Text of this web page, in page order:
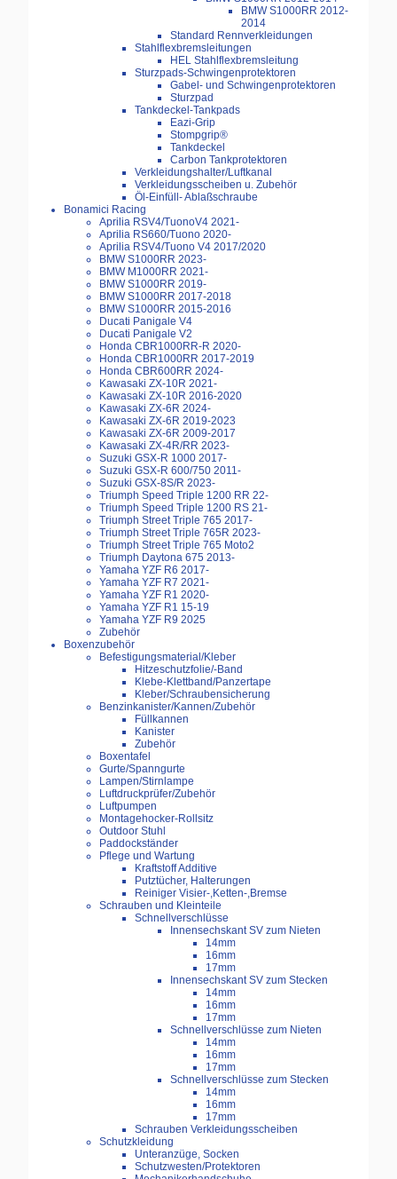
BMW S1000RR 2012-
2014
Standard Rennverkleidungen
Stahlflexbremsleitungen
HEL Stahlflexbremsleitung
Sturzpads-Schwingenprotektoren
Gabel- und Schwingenprotektoren
Sturzpad
Tankdeckel-Tankpads
Eazi-Grip
Stompgrip®
Tankdeckel
Carbon Tankprotektoren
Verkleidungshalter/Luftkanal
Verkleidungsscheiben u. Zubehör
Öl-Einfüll- Ablaßschraube
Bonamici Racing
Aprilia RSV4/TuonoV4 2021-
Aprilia RS660/Tuono 2020-
Aprilia RSV4/Tuono V4 2017/2020
BMW S1000RR 2023-
BMW M1000RR 2021-
BMW S1000RR 2019-
BMW S1000RR 2017-2018
BMW S1000RR 2015-2016
Ducati Panigale V4
Ducati Panigale V2
Honda CBR1000RR-R 2020-
Honda CBR1000RR 2017-2019
Honda CBR600RR 2024-
Kawasaki ZX-10R 2021-
Kawasaki ZX-10R 2016-2020
Kawasaki ZX-6R 2024-
Kawasaki ZX-6R 2019-2023
Kawasaki ZX-6R 2009-2017
Kawasaki ZX-4R/RR 2023-
Suzuki GSX-R 1000 2017-
Suzuki GSX-R 600/750 2011-
Suzuki GSX-8S/R 2023-
Triumph Speed Triple 1200 RR 22-
Triumph Speed Triple 1200 RS 21-
Triumph Street Triple 765 2017-
Triumph Street Triple 765R 2023-
Triumph Street Triple 765 Moto2
Triumph Daytona 675 2013-
Yamaha YZF R6 2017-
Yamaha YZF R7 2021-
Yamaha YZF R1 2020-
Yamaha YZF R1 15-19
Yamaha YZF R9 2025
Zubehör
Boxenzubehör
Befestigungsmaterial/Kleber
Hitzeschutzfolie/-Band
Klebe-Klettband/Panzertape
Kleber/Schraubensicherung
Benzinkanister/Kannen/Zubehör
Füllkannen
Kanister
Zubehör
Boxentafel
Gurte/Spanngurte
Lampen/Stirnlampe
Luftdruckprüfer/Zubehör
Luftpumpen
Montagehocker-Rollsitz
Outdoor Stuhl
Paddockständer
Pflege und Wartung
Kraftstoff Additive
Putztücher, Halterungen
Reiniger Visier-,Ketten-,Bremse
Schrauben und Kleinteile
Schnellverschlüsse
Innensechskant SV zum Nieten
14mm
16mm
17mm
Innensechskant SV zum Stecken
14mm
16mm
17mm
Schnellverschlüsse zum Nieten
14mm
16mm
17mm
Schnellverschlüsse zum Stecken
14mm
16mm
17mm
Schrauben Verkleidungsscheiben
Schutzkleidung
Unteranzüge, Socken
Schutzwesten/Protektoren